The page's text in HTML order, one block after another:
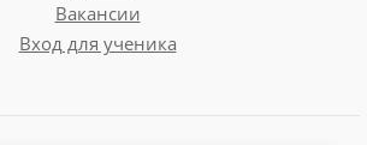
Вакансии
Вход для ученика